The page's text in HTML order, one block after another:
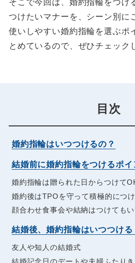
そこで今回は、婚約指輪をつけ
つけたいマナーを、シーン別に
使いしやすい婚約指輪を選ぶポ
とめているので、ぜひチェック
目次
婚約指輪はいつつけるの？
結婚前に婚約指輪をつけるポ
婚約指輪は贈られた日からつけて
婚約後はTPOを守って積極的につ
顔合わせ食事会や結納はつけてもい
結婚後、婚約指輪はいつつける
友人や知人の結婚式
結婚記念日のデートや夫婦ふたり